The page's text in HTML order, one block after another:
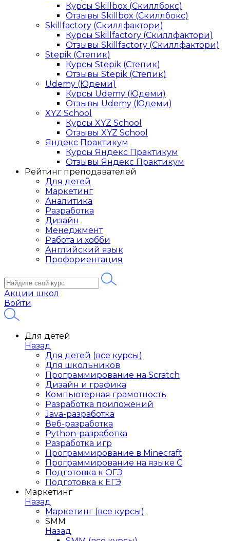
Курсы Skillbox (Скиллбокс)
Отзывы Skillbox (Скиллбокс)
Skillfactory (Скиллфактори)
Курсы Skillfactory (Скиллфактори)
Отзывы Skillfactory (Скиллфактори)
Stepik (Степик)
Курсы Stepik (Степик)
Отзывы Stepik (Степик)
Udemy (Юдеми)
Курсы Udemy (Юдеми)
Отзывы Udemy (Юдеми)
XYZ School
Курсы XYZ School
Отзывы XYZ School
Яндекс Практикум
Курсы Яндекс Практикум
Отзывы Яндекс Практикум
Рейтинг преподавателей
Для детей
Маркетинг
Аналитика
Разработка
Дизайн
Менеджмент
Работа и хобби
Английский язык
Профориентация
Акции школ
Войти
Для детей
Назад
Для детей (все курсы)
Для школьников
Программирование на Scratch
Дизайн и графика
Компьютерная грамотность
Разработка приложений
Java-разработка
Веб-разработка
Python-разработка
Разработка игр
Программирование в Minecraft
Программирование на языке C
Подготовка к ОГЭ
Подготовка к ЕГЭ
Маркетинг
Назад
Маркетинг (все курсы)
SMM
Назад